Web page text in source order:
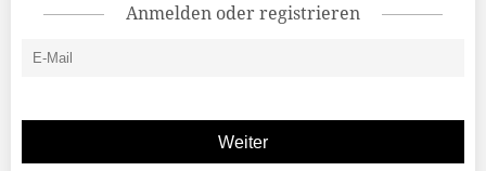
Anmelden oder registrieren